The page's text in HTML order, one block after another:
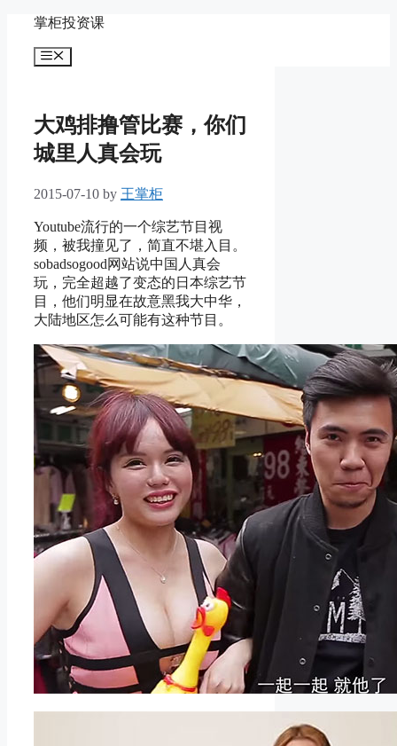
content
掌柜投资课
Menu
大鸡排撸管比赛，你们
城里人真会玩
2015-07-10 by 王掌柜
Youtube流行的一个综艺节目视
频，被我撞见了，简直不堪入目。
sobadsogood网站说中国人真会
玩，完全超越了变态的日本综艺节
目，他们明显在故意黑我大中华，
大陆地区怎么可能有这种节目。